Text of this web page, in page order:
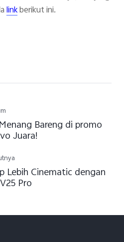
linkberikut ini.
Bareng di promo
Juara!
Lebih Cinematic dengan
Pro